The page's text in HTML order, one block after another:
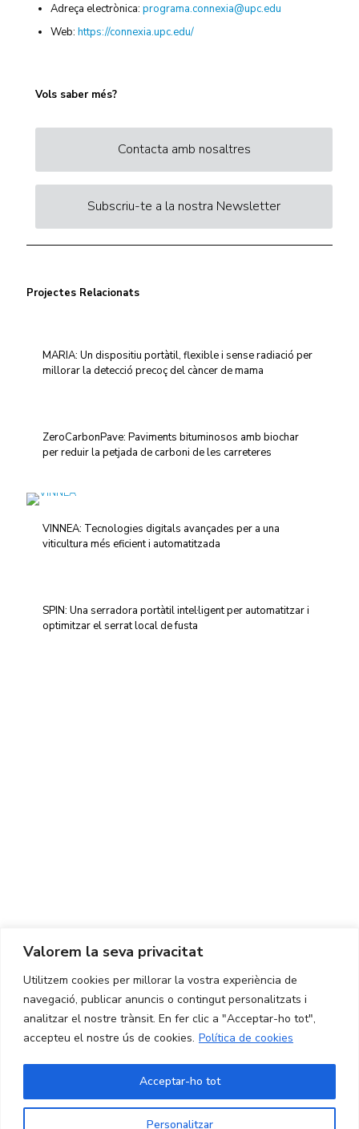
Valorem la seva privacitat
Utilitzem cookies per millorar la vostra experiència de
navegació, publicar anuncis o contingut personalitzats i
analitzar el nostre trànsit. En fer clic a "Acceptar-ho tot",
accepteu el nostre ús de cookies. Política de cookies
Personalitzar
Acceptar-ho tot
Adreça electrònica: programa.connexia@upc.edu
Web: https://connexia.upc.edu/
Vols saber més?
Contacta amb nosaltres
Subscriu-te a la nostra Newsletter
Projectes Relacionats
MARIA: Un dispositiu portàtil, flexible i sense radiació per
millorar la detecció precoç del càncer de mama
ZeroCarbonPave: Paviments bituminosos amb biochar
per reduir la petjada de carboni de les carreteres
VINNEA: Tecnologies digitals avançades per a una
viticultura més eficient i automatitzada
SPIN: Una serradora portàtil intel·ligent per automatitzar i
optimitzar el serrat local de fusta
CONTACTE
Ed. K2M (Planta 1, Oficina 106)
C/ Jordi Girona 1-3
08034 Barcelona (Espanya)
+34 93 405 44 03